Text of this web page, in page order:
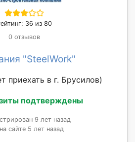
36 из 80
0 отзывов
"SteelWork"
приехать в г. Брусилов)
подтверждены
9 лет назад
сайте 5 лет назад